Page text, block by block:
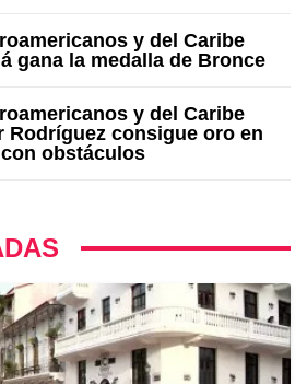
y del Caribe
gana la medalla de Bronce
y del Caribe
Rodríguez consigue oro en
obstáculos